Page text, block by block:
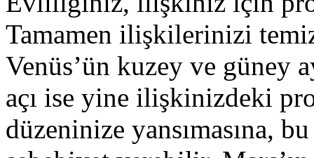
Tamamen ilişkilerinizi
Venüs’ün kuzey ve güney
açı ise yine ilişkinizdeki
düzeninize yansımasına,